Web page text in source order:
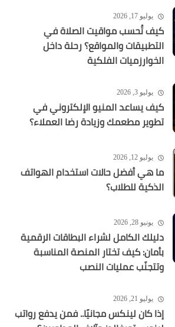
يوليو 17, 2026
كيف تُحسب مواقيت الصلاة في
التطبيقات والمواقع؟ رحلة داخل
الخوارزميات الفلكية
يوليو 3, 2026
كيف يساعد المنيو الإلكتروني في
تطوير مطعمك وزيادة رضا العملاء؟
يوليو 12, 2026
ما هي أفضل حالات استخدام الهواتف
الذكية للطلاب؟
يونيو 28, 2026
دليلك الكامل لشراء البطاقات الرقمية
بأمان: كيف تختار المنصة المناسبة
وتتجنّب عمليات النصب
يوليو 21, 2026
إذا كان لينكس مجانيًا.. فمن يدفع رواتب